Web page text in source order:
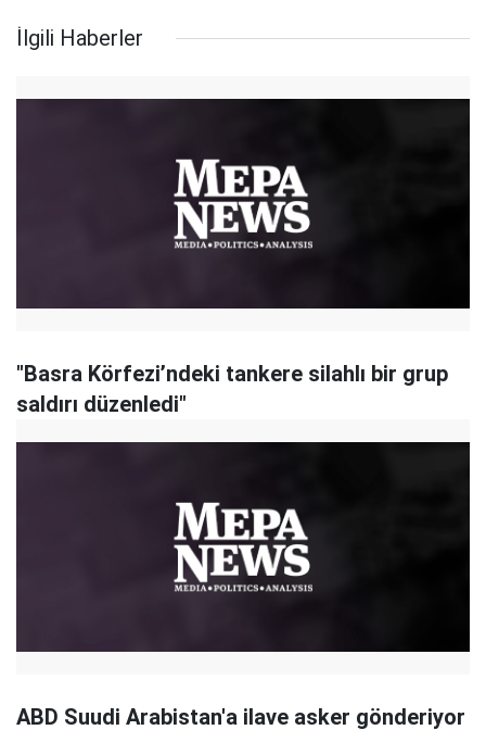
İlgili Haberler
"Basra Körfezi’ndeki tankere silahlı bir grup
saldırı düzenledi"
ABD Suudi Arabistan'a ilave asker gönderiyor